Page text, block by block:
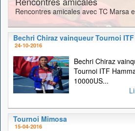
Rencontres amicales avec TC Marsa
Bechri Chiraz vainqueur Tournoi ITF
24-10-2016
Bechri Chiraz
Tournoi ITF
10000US...
Tournoi Mimosa
15-04-2016